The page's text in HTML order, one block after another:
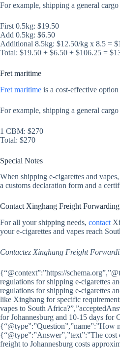
For example, shipping a general
First 0.5kg: $19.50
Add 0.5kg: $6.50
Additional 8.5kg: $12.50/kg x 8.5 =
Total: $19.50 + $6.50 + $106.25 =
Fret maritime
Fret maritime is a cost-effective
For example, shipping a general
1 CBM: $270
Total: $270
Special Notes
When shipping e-cigarettes and
a customs declaration form and a
Contact Xinghang Freight Forwarding
For all your shipping needs, contact
your e-cigarettes and vapes reach
Contactez Xinghang Freight
{“@context”:”https://
regulations for shipping e-cigarettes
regulations for shipping e-cigarettes
like Xinghang for specific
vapes to South
for Johannesburg and 10-15 days for
{“@type”:”Question”,”name”:”How
{“@type”:”Answer”,”text”:”The
freight to Johannesburg costs